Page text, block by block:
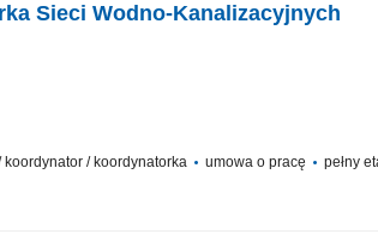
Sieci Wodno-Kanalizacyjnych
/ koordynatorka umowa o pracę pełny